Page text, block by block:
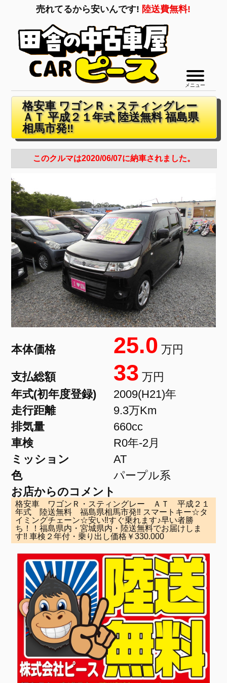
売れてるから安いんです! 陸送費無料!
メニュー
格安車 ワゴンＲ・スティングレー
ＡＴ 平成２１年式 陸送無料 福島県
相馬市発‼
このクルマは2020/06/07に納車されました。
本体価格 25.0 万円
支払総額 33 万円
年式(初年度登録)
2009(H21)年
走行距離
9.3万Km
排気量
660cc
車検
R0年-2月
ミッション
AT
色
パープル系
お店からのコメント
格安車 ワゴンＲ・スティングレー ＡＴ 平成２１
年式 陸送無料 福島県相馬市発‼ スマートキー☆タ
イミングチェーン☆安い‼すぐ乗れます♪早い者勝
ち！！福島県内・宮城県内・陸送無料でお届けしま
す‼ 車検２年付・乗り出し価格￥330.000